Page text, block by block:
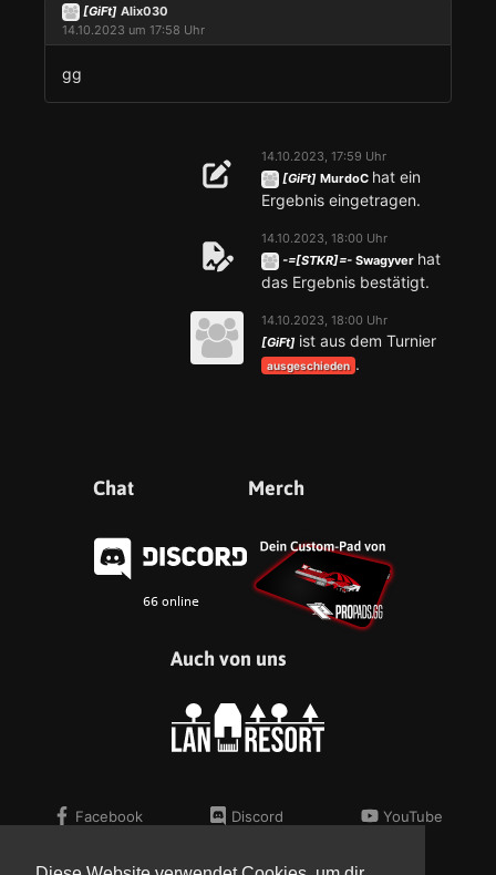
[GiFt] Alix030
14.10.2023 um 17:58 Uhr
gg
14.10.2023, 17:59 Uhr
[GiFt] MurdoC hat ein
Ergebnis eingetragen.
14.10.2023, 18:00 Uhr
-=[STKR]=- Swagyver hat
das Ergebnis bestätigt.
14.10.2023, 18:00 Uhr
[GiFt] ist aus dem Turnier
ausgeschieden .
Chat Merch
Auch von uns
Facebook
Instagram
Discord
Steam
YouTube